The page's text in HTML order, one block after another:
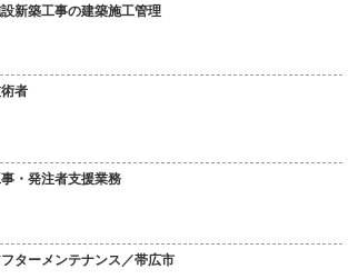
新築工事の建築施工管理
者
・発注者支援業務
ターメンテナンス／帯広市